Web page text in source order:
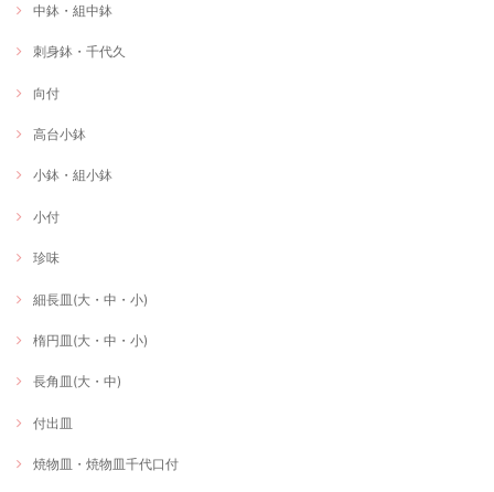
中鉢・組中鉢
刺身鉢・千代久
向付
高台小鉢
小鉢・組小鉢
小付
珍味
細長皿(大・中・小)
楕円皿(大・中・小)
長角皿(大・中)
付出皿
焼物皿・焼物皿千代口付